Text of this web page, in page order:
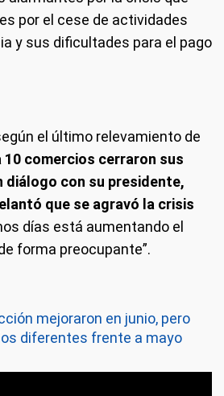
por el cese de actividades
y sus dificultades para el pago
el último relevamiento de
10 comercios cerraron sus
diálogo con su presidente,
que se agravó la crisis
días está aumentando el
forma preocupante”.
mejoraron en junio, pero
diferentes frente a mayo